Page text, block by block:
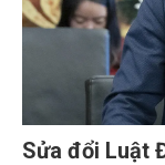
Sửa đổi Luật